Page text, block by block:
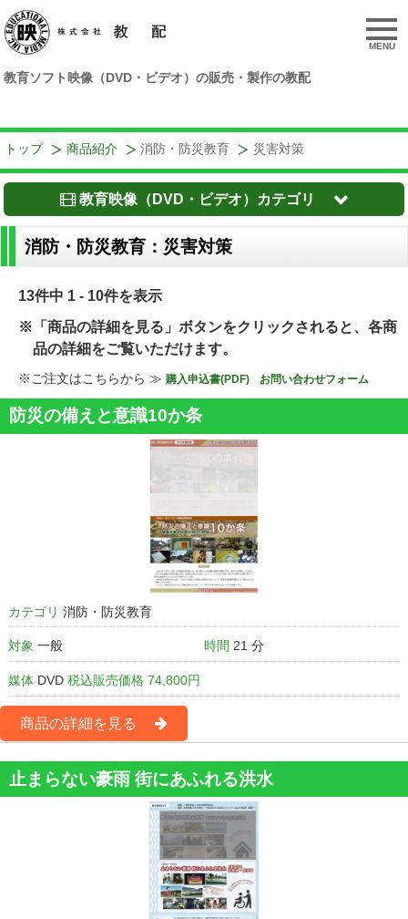
教育ソフト映像（DVD・ビデオ）の販売・製作の教配
MENU
トップ 商品紹介 消防・防災教育 災害対策
教育映像（DVD・ビデオ）カテゴリ
消防・防災教育：災害対策
13件中 1 - 10件を表示
※「商品の詳細を見る」ボタンをクリックされると、各商
品の詳細をご覧いただけます。
※ご注文はこちらから ≫ 購入申込書(PDF) お問い合わせフォーム
防災の備えと意識10か条
カテゴリ 消防・防災教育
対象 一般 時間 21 分
媒体 DVD 税込販売価格 74,800円
商品の詳細を見る
止まらない豪雨 街にあふれる洪水